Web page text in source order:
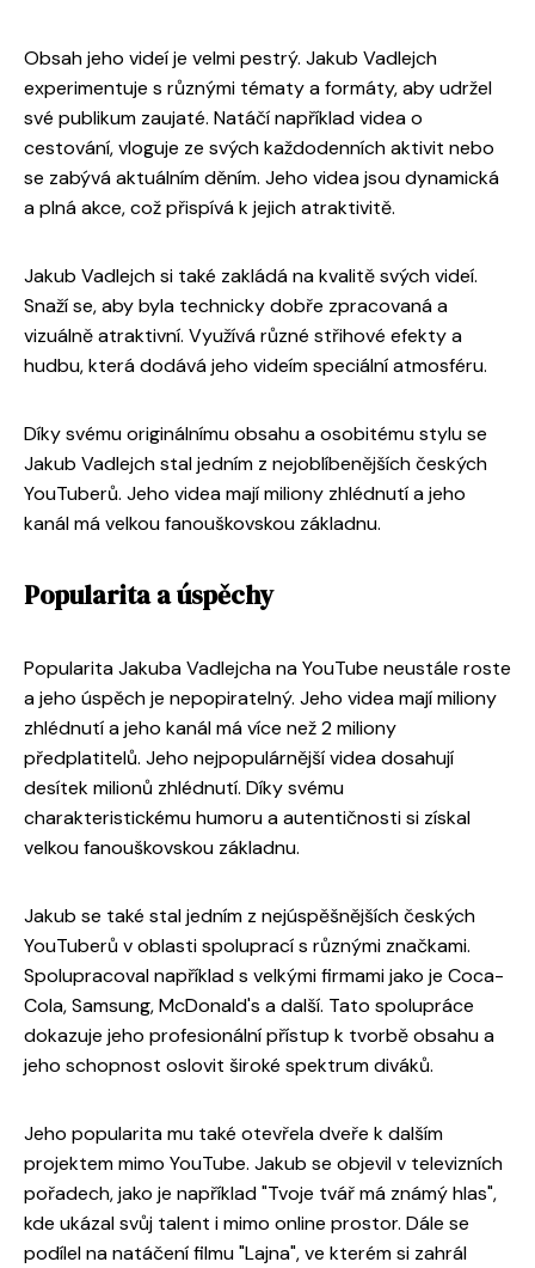
Obsah jeho videí je velmi pestrý. Jakub Vadlejch
experimentuje s různými tématy a formáty, aby udržel
své publikum zaujaté. Natáčí například videa o
cestování, vloguje ze svých každodenních aktivit nebo
se zabývá aktuálním děním. Jeho videa jsou dynamická
a plná akce, což přispívá k jejich atraktivitě.
Jakub Vadlejch si také zakládá na kvalitě svých videí.
Snaží se, aby byla technicky dobře zpracovaná a
vizuálně atraktivní. Využívá různé střihové efekty a
hudbu, která dodává jeho videím speciální atmosféru.
Díky svému originálnímu obsahu a osobitému stylu se
Jakub Vadlejch stal jedním z nejoblíbenějších českých
YouTuberů. Jeho videa mají miliony zhlédnutí a jeho
kanál má velkou fanouškovskou základnu.
Popularita a úspěchy
Popularita Jakuba Vadlejcha na YouTube neustále roste
a jeho úspěch je nepopiratelný. Jeho videa mají miliony
zhlédnutí a jeho kanál má více než 2 miliony
předplatitelů. Jeho nejpopulárnější videa dosahují
desítek milionů zhlédnutí. Díky svému
charakteristickému humoru a autentičnosti si získal
velkou fanouškovskou základnu.
Jakub se také stal jedním z nejúspěšnějších českých
YouTuberů v oblasti spoluprací s různými značkami.
Spolupracoval například s velkými firmami jako je Coca-
Cola, Samsung, McDonald's a další. Tato spolupráce
dokazuje jeho profesionální přístup k tvorbě obsahu a
jeho schopnost oslovit široké spektrum diváků.
Jeho popularita mu také otevřela dveře k dalším
projektem mimo YouTube. Jakub se objevil v televizních
pořadech, jako je například "Tvoje tvář má známý hlas",
kde ukázal svůj talent i mimo online prostor. Dále se
podílel na natáčení filmu "Lajna", ve kterém si zahrál